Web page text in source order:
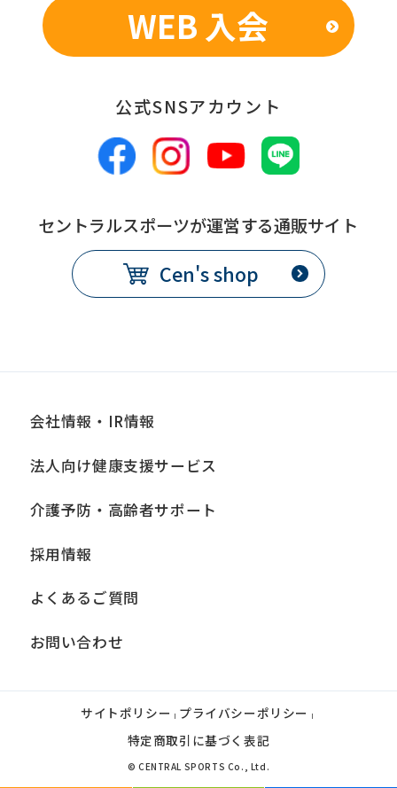
WEB 入会
公式SNSアカウント
セントラルスポーツが運営する通販サイト
Cen's shop
会社情報・IR情報
法人向け健康支援サービス
介護予防・高齢者サポート
採用情報
よくあるご質問
お問い合わせ
サイトポリシー | プライバシーポリシー |
特定商取引に基づく表記
© CENTRAL SPORTS Co., Ltd.